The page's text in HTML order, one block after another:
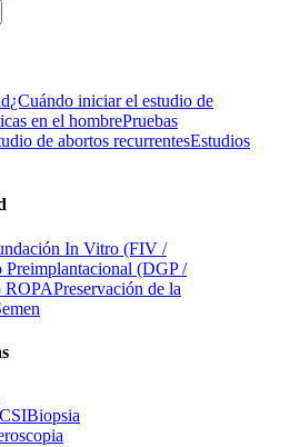
¿Cuándo iniciar el estudio de
en el hombrePruebas
de abortos recurrentesEstudios
In Vitro (FIV /
(DGP /
ROPAPreservación de la
Biopsia